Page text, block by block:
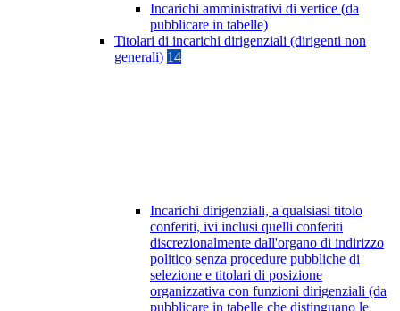
Incarichi amministrativi di vertice (da
pubblicare in tabelle)
Titolari di incarichi dirigenziali (dirigenti non
generali) 14
Incarichi dirigenziali, a qualsiasi titolo
conferiti, ivi inclusi quelli conferiti
discrezionalmente dall'organo di indirizzo
politico senza procedure pubbliche di
selezione e titolari di posizione
organizzativa con funzioni dirigenziali (da
pubblicare in tabelle che distinguano le